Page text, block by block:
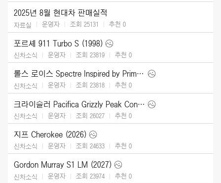
2025년 8월 현대차 판매실적
자료실 운영자 조회 25131 추천 0
포르셰 911 Turbo S (1998)
신차소식 운영자 조회 23819 추천 0
롤스 로이스 Spectre Inspired by Primavera (2026)
신차소식 운영자 조회 23818 추천 0
크라이슬러 Pacifica Grizzly Peak Concept (2025)
신차소식 운영자 조회 26027 추천 0
지프 Cherokee (2026)
신차소식 운영자 조회 24633 추천 0
Gordon Murray S1 LM (2027)
신차소식 운영자 조회 23974 추천 0